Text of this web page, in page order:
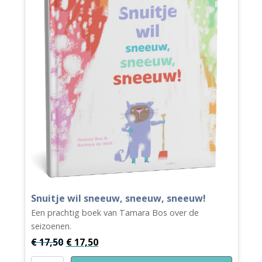
Snuitje wil sneeuw, sneeuw, sneeuw!
Een prachtig boek van Tamara Bos over de
seizoenen.
€17,50 € 17,50